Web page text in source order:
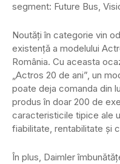
segment: Future Bus,
Noutăți în categorie vin
existență a modelului
România. Cu aceasta
„Actros 20 de ani”, un
poate deja comanda din
produs în doar 200 de
caracteristicile tipice ale
fiabilitate, rentabilitate și
În plus, Daimler